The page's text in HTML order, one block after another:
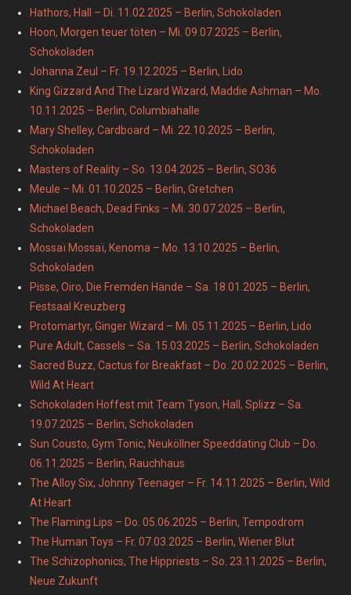
Hathors, Hall – Di. 11.02.2025 – Berlin, Schokoladen
Hoon, Morgen teuer töten – Mi. 09.07.2025 – Berlin,
Schokoladen
Johanna Zeul – Fr. 19.12.2025 – Berlin, Lido
King Gizzard And The Lizard Wizard, Maddie Ashman – Mo.
10.11.2025 – Berlin, Columbiahalle
Mary Shelley, Cardboard – Mi. 22.10.2025 – Berlin,
Schokoladen
Masters of Reality – So. 13.04.2025 – Berlin, SO36
Meule – Mi. 01.10.2025 – Berlin, Gretchen
Michael Beach, Dead Finks – Mi. 30.07.2025 – Berlin,
Schokoladen
Mossaï Mossaï, Kenoma – Mo. 13.10.2025 – Berlin,
Schokoladen
Pisse, Oiro, Die Fremden Hände – Sa. 18.01.2025 – Berlin,
Festsaal Kreuzberg
Protomartyr, Ginger Wizard – Mi. 05.11.2025 – Berlin, Lido
Pure Adult, Cassels – Sa. 15.03.2025 – Berlin, Schokoladen
Sacred Buzz, Cactus for Breakfast – Do. 20.02.2025 – Berlin,
Wild At Heart
Schokoladen Hoffest mit Team Tyson, Hall, Splizz – Sa.
19.07.2025 – Berlin, Schokoladen
Sun Cousto, Gym Tonic, Neuköllner Speeddating Club – Do.
06.11.2025 – Berlin, Rauchhaus
The Alloy Six, Johnny Teenager – Fr. 14.11.2025 – Berlin, Wild
At Heart
The Flaming Lips – Do. 05.06.2025 – Berlin, Tempodrom
The Human Toys – Fr. 07.03.2025 – Berlin, Wiener Blut
The Schizophonics, The Hippriests – So. 23.11.2025 – Berlin,
Neue Zukunft